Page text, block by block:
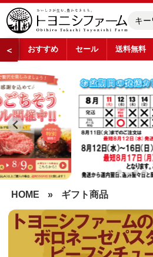
＜ おすすめ セール 送料無料
HOME » ギフト商品